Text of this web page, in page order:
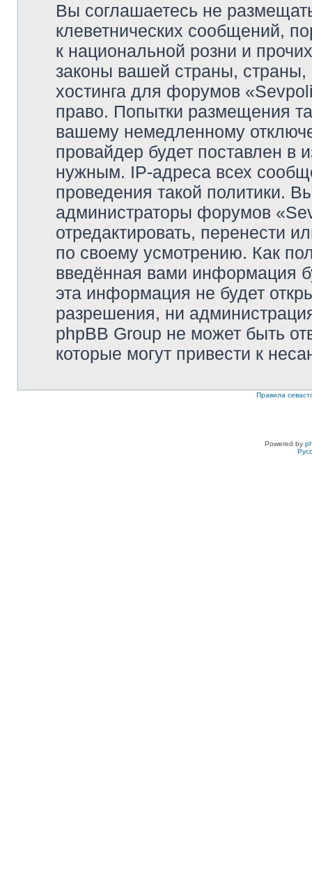
Вы соглашаетесь не
клеветнических сообщений,
к национальной розни и
законы вашей страны, страны,
хостинга для форумов
право. Попытки размещения
вашему немедленному
провайдер будет поставлен в
нужным. IP-адреса всех
проведения такой политики.
администраторы форумов
отредактировать, перенести
по своему усмотрению. Как
введённая вами информация
эта информация не будет
разрешения, ни
phpBB Group не может быть
которые могут привести к
Правила
Powered by